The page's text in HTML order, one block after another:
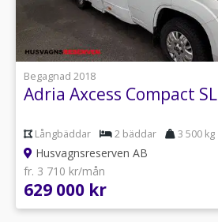
1
Begagnad 2018
Adria Axcess Compact SL
Långbäddar 2 bäddar 3 500 kg
Husvagnsreserven AB
fr. 3 710 kr/mån
629 000 kr